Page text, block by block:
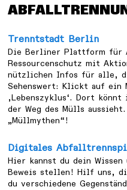
Trenntstadt Berlin
Die Berliner Plattform für
Ressourcenschutz mit
nützlichen Infos für alle,
Sehenswert: Klickt auf ein
‚Lebenszyklus‘. Dort
der Weg des Mülls
„Müllmythen“!
Digitales
Hier kannst du dein
Beweis stellen! Hilf uns,
du verschiedene